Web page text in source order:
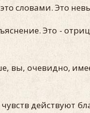
словами. Это
Это -
вы, очевидно,
действуют